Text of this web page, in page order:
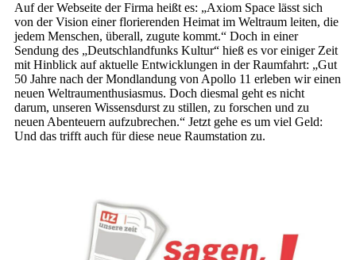
Auf der Webseite der Firma heißt es: „Axiom Space lässt sich
von der Vision einer florierenden Heimat im Weltraum leiten, die
jedem Menschen, überall, zugute kommt.“ Doch in einer
Sendung des „Deutschlandfunks Kultur“ hieß es vor einiger Zeit
mit Hinblick auf aktuelle Entwicklungen in der Raumfahrt: „Gut
50 Jahre nach der Mondlandung von Apollo 11 erleben wir einen
neuen Weltraumenthusiasmus. Doch diesmal geht es nicht
darum, unseren Wissensdurst zu stillen, zu forschen und zu
neuen Abenteuern aufzubrechen.“ Jetzt gehe es um viel Geld:
Und das trifft auch für diese neue Raumstation zu.